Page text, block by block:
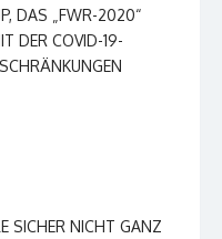
DAS „FWR-2020“
DER COVID-19-
SICHER NICHT GANZ